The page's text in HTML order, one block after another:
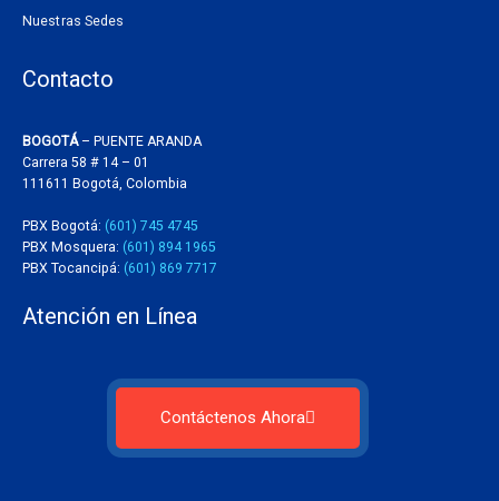
Nuestras Sedes
Contacto
BOGOTÁ– PUENTE ARANDA
Carrera 58 # 14 – 01
111611 Bogotá, Colombia
PBX Bogotá: (601) 745 4745
PBX Mosquera: (601) 894 1965
PBX Tocancipá: (601) 869 7717
Atención en Línea
Contáctenos Ahora